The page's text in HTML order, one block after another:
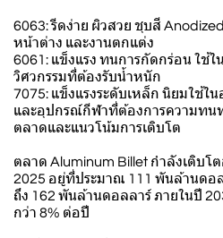
6063: รีดง่าย ผิวสวย ชุบสี
หน้าต่าง และงานตกแต่ง
6061: แข็งแรง ทนการกัดกร่อน ใช้ใ
วิศวกรรมที่ต้องรับน้ำหนัก
7075: แข็งแรงระดับเหล็ก นิยมใช้ใ
และอุปกรณ์กีฬาที่ต้องการความทน
ตลาดและแนวโน้มการเติบโต
ตลาด Aluminum Billet กำลังเติบโ
2025 อยู่ที่ประมาณ 111 พันล้านดอ
ถึง 162 พันล้านดอลลาร์ ภายในปี
กว่า 8% ต่อปี